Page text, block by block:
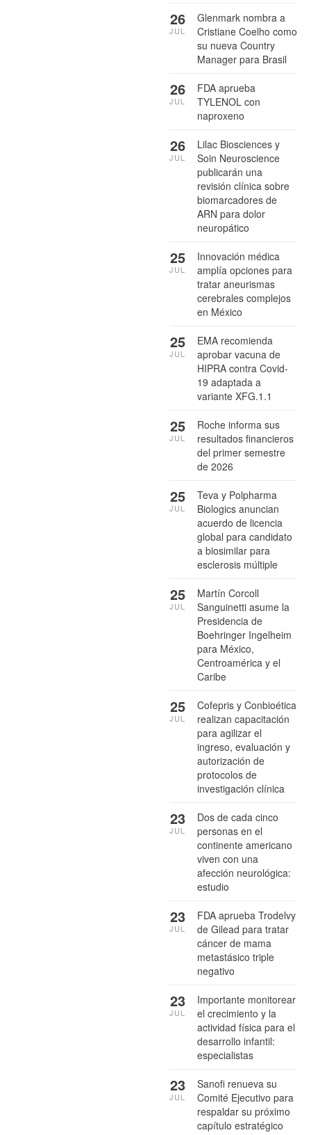
Glenmark nombra a
Cristiane Coelho como
su nueva Country
Manager para Brasil
26
JUL
FDA aprueba
TYLENOL con
naproxeno
26
JUL
Lilac Biosciences y
Soin Neuroscience
publicarán una
revisión clínica sobre
biomarcadores de
ARN para dolor
neuropático
26
JUL
Innovación médica
amplía opciones para
tratar aneurismas
cerebrales complejos
en México
25
JUL
EMA recomienda
aprobar vacuna de
HIPRA contra Covid-
19 adaptada a
variante XFG.1.1
25
JUL
Roche informa sus
resultados financieros
del primer semestre
de 2026
25
JUL
Teva y Polpharma
Biologics anuncian
acuerdo de licencia
global para candidato
a biosimilar para
esclerosis múltiple
25
JUL
Martín Corcoll
Sanguinetti asume la
Presidencia de
Boehringer Ingelheim
para México,
Centroamérica y el
Caribe
25
JUL
Cofepris y Conbioética
realizan capacitación
para agilizar el
ingreso, evaluación y
autorización de
protocolos de
investigación clínica
25
JUL
Dos de cada cinco
personas en el
continente americano
viven con una
afección neurológica:
estudio
23
JUL
FDA aprueba Trodelvy
de Gilead para tratar
cáncer de mama
metastásico triple
negativo
23
JUL
Importante monitorear
el crecimiento y la
actividad física para el
desarrollo infantil:
especialistas
23
JUL
Sanofi renueva su
Comité Ejecutivo para
respaldar su próximo
capítulo estratégico
23
JUL